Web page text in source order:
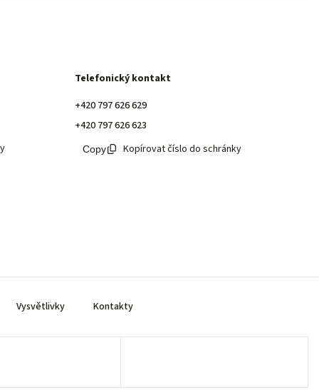
Telefonický kontakt
+420 797 626 629
+420 797 626 623
Kopírovat číslo do schránky
Vysvětlivky Kontakty